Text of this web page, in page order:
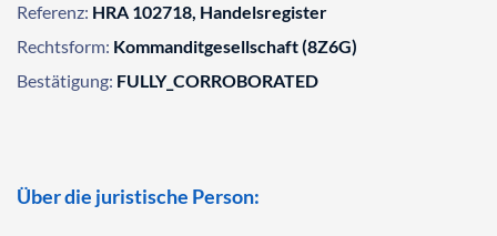
Referenz: HRA 102718, Handelsregister
Rechtsform: Kommanditgesellschaft (8Z6G)
Bestätigung: FULLY_CORROBORATED
Über die juristische Person: